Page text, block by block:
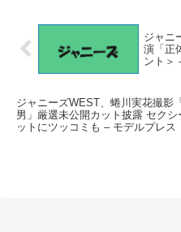
ジャニ
演「正
ント＞
ジャニーズWEST、蜷川実花撮影
男」厳選未公開カット披露 セクシ
ットにツッコミも – モデルプレス